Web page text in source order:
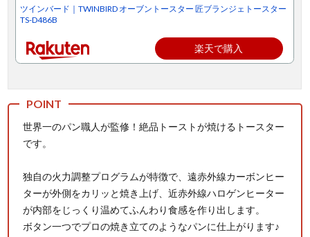
ツインバード｜TWINBIRD オーブントースター 匠ブランジェトースター
TS-D486B
楽天で購入
世界一のパン職人が監修！絶品トーストが焼けるトースター
です。
独自の火力調整プログラムが特徴で、遠赤外線カーボンヒー
ターが外側をカリッと焼き上げ、近赤外線ハロゲンヒーター
が内部をじっくり温めてふんわり食感を作り出します。
ボタン一つでプロの焼き立てのようなパンに仕上がります♪